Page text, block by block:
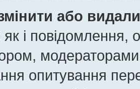
або
і повідомлення,
опитування